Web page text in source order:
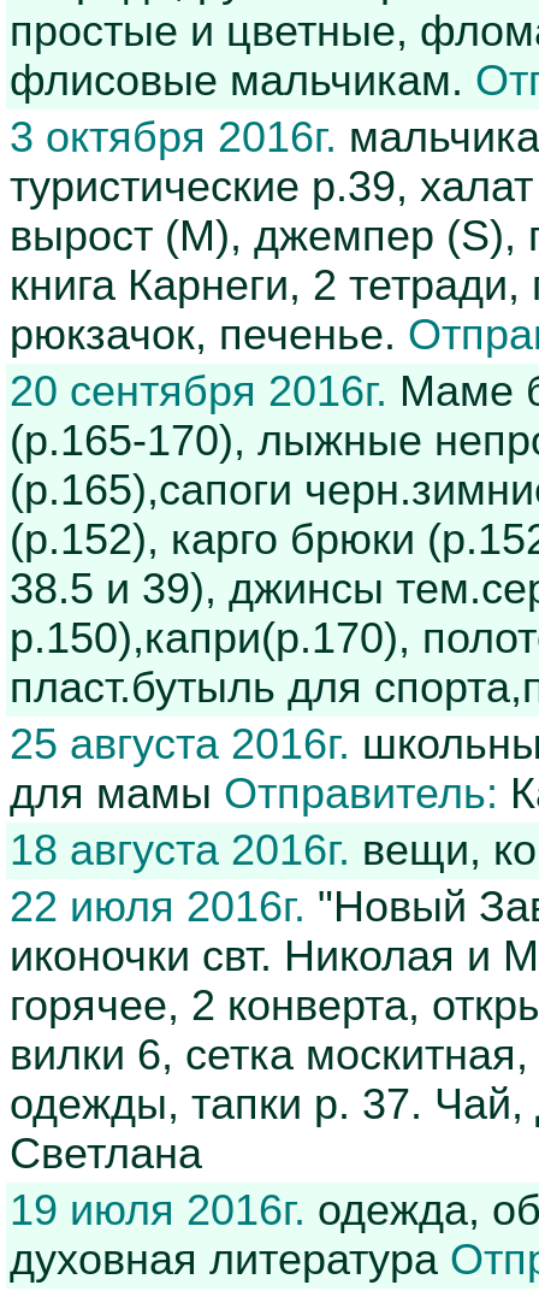
простые и цветные,
флисовые мальчикам.
3 октября 2016г.
туристические р.39,
вырост (М), джемпер (S),
книга Карнеги, 2
рюкзачок, печенье.
20 сентября 2016г. Маме
(р.165-170), лыжные
(р.165),сапоги
(р.152), карго брюки
38.5 и 39), джинсы
р.150),капри(р.170),
пласт.бутыль для
25 августа 2016г.
для мамы Отправитель:
18 августа 2016г. вещи,
22 июля 2016г. "Новый
иконочки свт. Николая и
горячее, 2 конверта,
вилки 6, сетка
одежды, тапки р. 37.
Светлана
19 июля 2016г. одежда,
духовная литература